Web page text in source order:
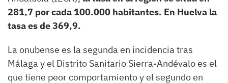
281,7 por cada 100.000 habitantes. En Huelva la
tasa es de 369,9.
La onubense es la segunda en incidencia tras
Málaga y el Distrito Sanitario Sierra-Andévalo es el
que tiene peor comportamiento y el segundo en